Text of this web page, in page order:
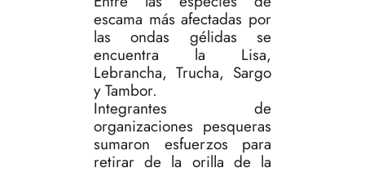
escama más afectadas por
las ondas gélidas se
encuentra la Lisa,
Lebrancha, Trucha, Sargo
y Tambor.
Integrantes de
organizaciones pesqueras
sumaron esfuerzos para
retirar de la orilla de la